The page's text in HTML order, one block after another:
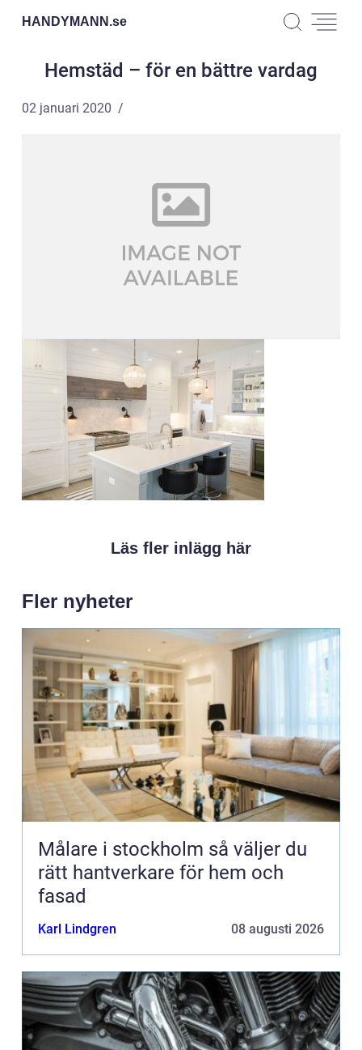
HANDYMANN.se
Hemstäd – för en bättre vardag
02 januari 2020
Läs fler inlägg här
Fler nyheter
Målare i stockholm så väljer du
rätt hantverkare för hem och
fasad
Karl Lindgren 08 augusti 2026